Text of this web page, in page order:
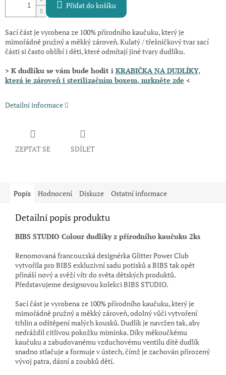
Přidat do košíku
Sací část je vyrobena ze 100% přírodního kaučuku, který je
mimořádně pružný a měkký zároveň. Kulatý / třešničkový tvar sací
části si často oblíbí i děti, které odmítají jiné tvary dudlíku.
> K dudlíku se vám bude hodit i KRABIČKA NA DUDLÍKY,
která je zároveň i sterilizačním boxem, mrkněte zde <
Detailní informace
ZEPTAT SE SDÍLET
Popis Hodnocení Diskuze Ostatní informace
Detailní popis produktu
BIBS STUDIO Colour dudlíky z přírodního kaučuku 2ks
Renomovaná francouzská designérka Glitter Power Club
vytvořila pro BIBS exkluzivní sadu potisků a BIBS tak opět
přináší nový a svěží vítr do světa dětských produktů.
Představujeme designovou kolekci BIBS STUDIO.
Sací část je vyrobena ze 100% přírodního kaučuku, který je
mimořádně pružný a měkký zároveň, odolný vůči vytvoření
trhlin a odštěpení malých kousků. Dudlík je navržen tak, aby
nedráždil citlivou pokožku miminka. Díky měkoučkému
kaučuku a zabudovanému vzduchovému ventilu dítě dudlík
snadno stlačuje a formuje v ústech, čímž je zachován přirozený
vývoj patra, dásní a zoubků dětí.